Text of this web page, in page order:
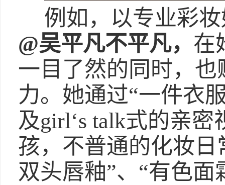
例如，以专业彩
@吴平凡不平凡， 在
一目了然的同时，
力。她通过“一件衣
及girl‘s talk式的亲
孩，不普通的化妆日
双头唇釉”、“有色